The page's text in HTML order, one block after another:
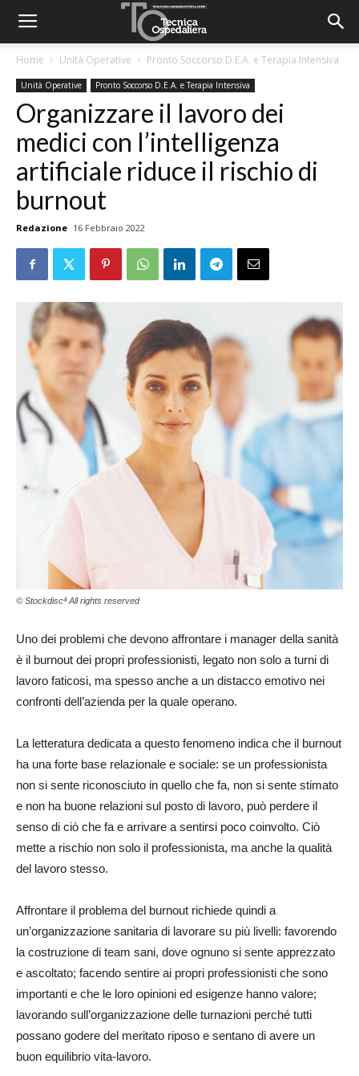
Home Unità Operative Pronto Soccorso D.E.A. e Terapia Intensiva
Unità Operative Pronto Soccorso D.E.A. e Terapia Intensiva
Organizzare il lavoro dei
medici con l’intelligenza
artificiale riduce il rischio di
burnout
Redazione 16 Febbraio 2022
© Stockdiscª All rights reserved
Uno dei problemi che devono affrontare i manager della sanità
è il burnout dei propri professionisti, legato non solo a turni di
lavoro faticosi, ma spesso anche a un distacco emotivo nei
confronti dell’azienda per la quale operano.
La letteratura dedicata a questo fenomeno indica che il burnout
ha una forte base relazionale e sociale: se un professionista
non si sente riconosciuto in quello che fa, non si sente stimato
e non ha buone relazioni sul posto di lavoro, può perdere il
senso di ciò che fa e arrivare a sentirsi poco coinvolto. Ciò
mette a rischio non solo il professionista, ma anche la qualità
del lavoro stesso.
Affrontare il problema del burnout richiede quindi a
un’organizzazione sanitaria di lavorare su più livelli: favorendo
la costruzione di team sani, dove ognuno si sente apprezzato
e ascoltato; facendo sentire ai propri professionisti che sono
importanti e che le loro opinioni ed esigenze hanno valore;
lavorando sull’organizzazione delle turnazioni perché tutti
possano godere del meritato riposo e sentano di avere un
buon equilibrio vita-lavoro.